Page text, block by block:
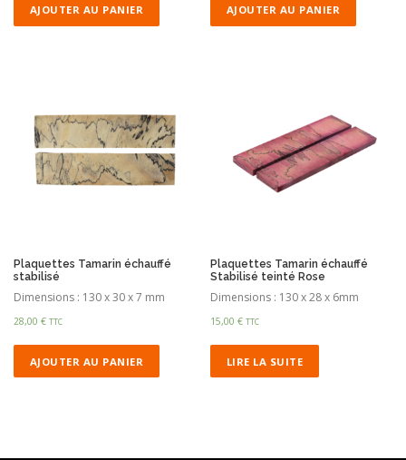
AJOUTER AU PANIER AJOUTER AU PANIER
Plaquettes Tamarin échauffé
stabilisé
Dimensions : 130 x 30 x 7 mm
28,00 € TTC
AJOUTER AU PANIER
Plaquettes Tamarin échauffé
Stabilisé teinté Rose
Dimensions : 130 x 28 x 6mm
15,00€ TTC
LIRE LA SUITE